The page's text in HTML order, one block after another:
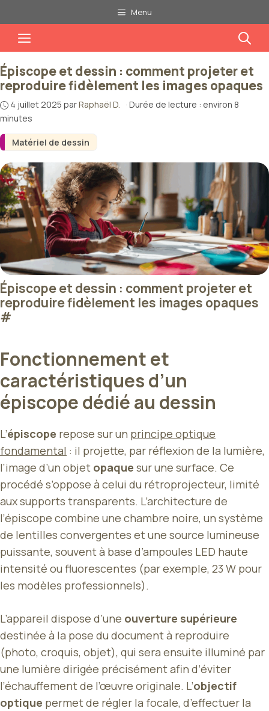
au
contenu
Menu
Menu
Matériel de dessin
Épiscope et dessin : comment projeter et
reproduire fidèlement les images opaques
4 juillet 2025 parRaphaël D. · Durée de lecture : environ 8
minutes
Épiscope et dessin : comment projeter et
reproduire fidèlement les images opaques
#
Fonctionnement et
caractéristiques d’un
épiscope dédié au dessin
L’épiscope repose sur un principe optique
fondamental : il projette, par réflexion de la lumière,
l’image d’un objet opaque sur une surface. Ce
procédé s’oppose à celui du rétroprojecteur, limité
aux supports transparents. L’architecture de
l’épiscope combine une chambre noire, un système
de lentilles convergentes et une source lumineuse
puissante, souvent à base d’ampoules LED haute
intensité ou fluorescentes (par exemple, 23 W pour
les modèles professionnels).
L’appareil dispose d’une ouverture supérieure
destinée à la pose du document à reproduire
(photo, croquis, objet), qui sera ensuite illuminé par
une lumière dirigée précisément afin d’éviter
l’échauffement de l’œuvre originale. L’objectif
optique permet de régler la focale, d’effectuer la